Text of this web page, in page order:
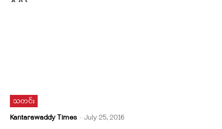
သတင်း
Kantarawaddy Times - July 25, 2016